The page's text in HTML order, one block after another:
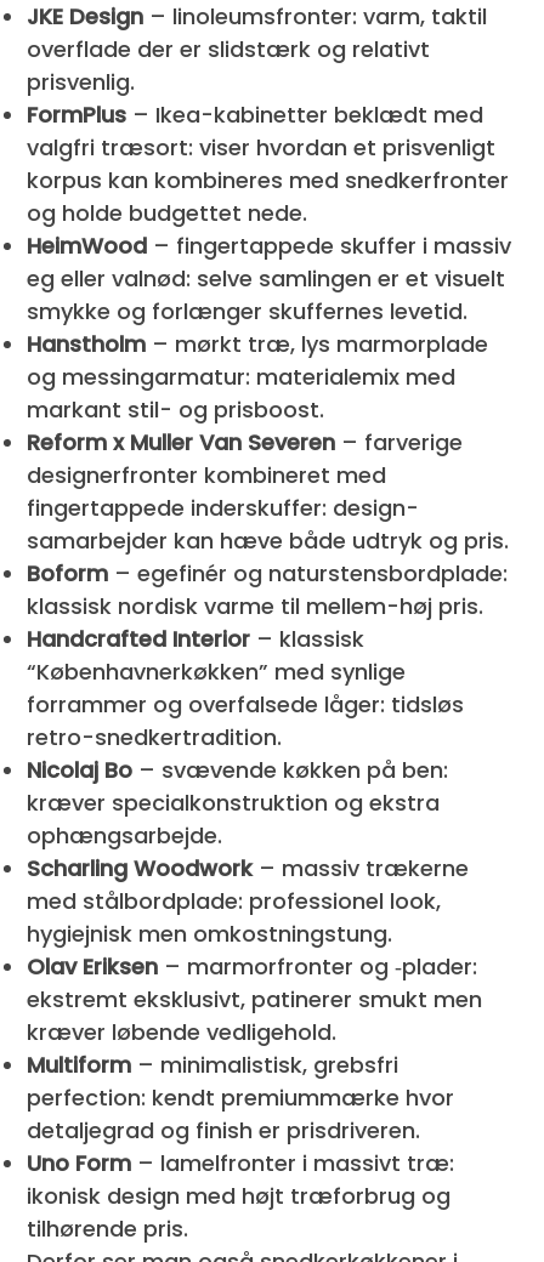
JKE Design – linoleumsfronter: varm, taktil
overflade der er slidstærk og relativt
prisvenlig.
FormPlus – Ikea-kabinetter beklædt med
valgfri træsort: viser hvordan et prisvenligt
korpus kan kombineres med snedkerfronter
og holde budgettet nede.
HeimWood – fingertappede skuffer i massiv
eg eller valnød: selve samlingen er et visuelt
smykke og forlænger skuffernes levetid.
Hanstholm – mørkt træ, lys marmorplade
og messingarmatur: materialemix med
markant stil- og prisboost.
Reform x Muller Van Severen – farverige
designerfronter kombineret med
fingertappede inderskuffer: design­
samarbejder kan hæve både udtryk og pris.
Boform – egefinér og naturstensbordplade:
klassisk nordisk varme til mellem-høj pris.
Handcrafted Interior – klassisk
“Københavnerkøkken” med synlige
forrammer og overfalsede låger: tidsløs
retro-snedkertradition.
Nicolaj Bo – svævende køkken på ben:
kræver specialkonstruktion og ekstra
ophængsarbejde.
Scharling Woodwork– massiv trækerne
med stålbordplade: professionel look,
hygiejnisk men omkostningstung.
Olav Eriksen – marmorfronter og ‑plader:
ekstremt eksklusivt, patinerer smukt men
kræver løbende vedligehold.
Multiform – minimalistisk, grebsfri
perfection: kendt premium­mærke hvor
detaljegrad og finish er prisdriveren.
Uno Form – lamelfronter i massivt træ:
ikonisk design med højt træforbrug og
tilhørende pris.